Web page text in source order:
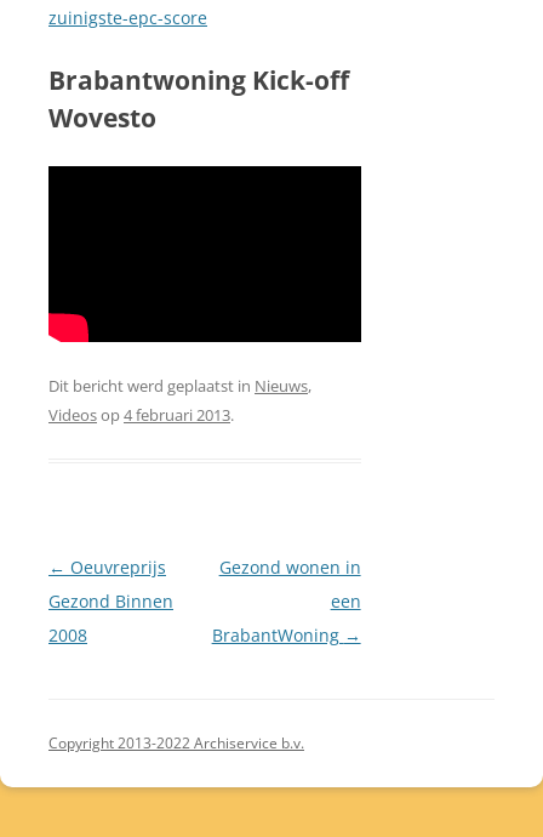
zuinigste-epc-score
Brabantwoning Kick-off
Wovesto
Dit bericht werd geplaatst in Nieuws,
Videosop4 februari 2013.
Berichtnavigatie
← Oeuvreprijs
Gezond Binnen
2008
Gezond wonen in
een
BrabantWoning →
Copyright 2013-2022 Archiservice b.v.